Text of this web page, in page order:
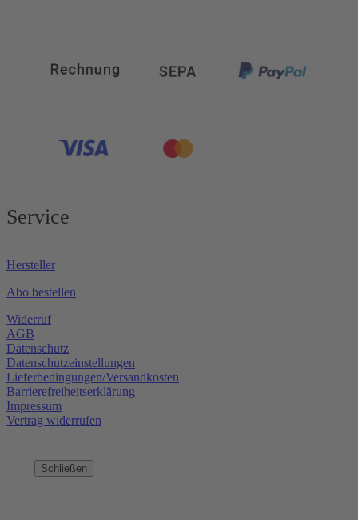
Service
Hersteller
Abo bestellen
Widerruf
AGB
Datenschutz
Datenschutzeinstellungen
Lieferbedingungen/Versandkosten
Barrierefreiheitserklärung
Impressum
Vertrag widerrufen
Schließen